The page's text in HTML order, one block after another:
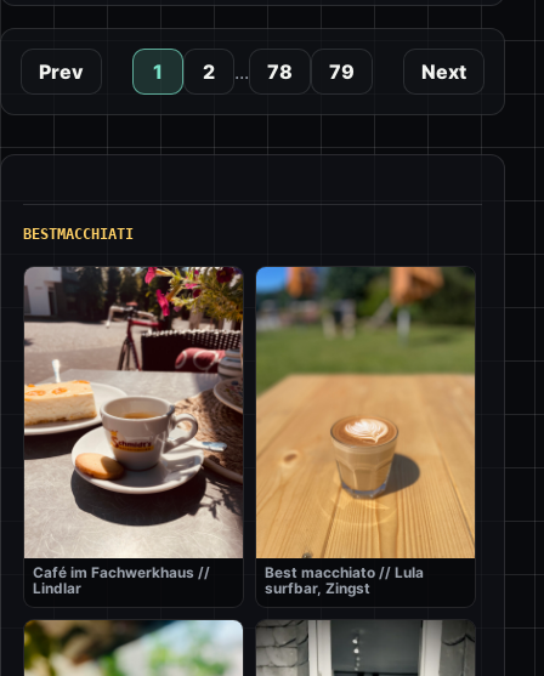
Prev 1 2 ... 78 79 Next
BESTMACCHIATI
Café im Fachwerkhaus //
Lindlar
Best macchiato // Lula
surfbar, Zingst